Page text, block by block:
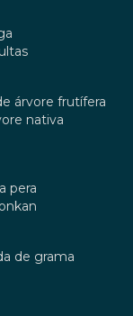
de árvore frutífera
nativa
pera
de grama